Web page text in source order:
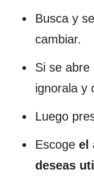
Busca y
cambiar.
Si se abre
ignorala y
Luego
Escoge el
deseas